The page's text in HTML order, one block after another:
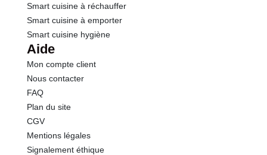
Smart cuisine à réchauffer
Smart cuisine à emporter
Smart cuisine hygiène
Aide
Mon compte client
Nous contacter
FAQ
Plan du site
CGV
Mentions légales
Signalement éthique